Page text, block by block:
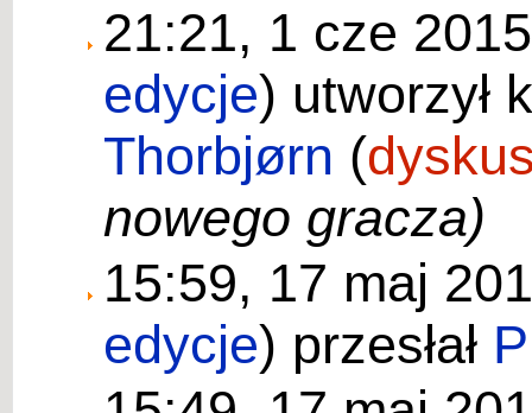
21:21, 1 cze
edycje) utworzył
Thorbjørn (
nowego gracza)
15:59, 17 maj
edycje) przesłał